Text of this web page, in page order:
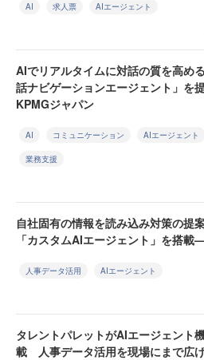
AI 求人票 AIエージェント
AIでリアルタイムに対話の質を高め
話ナビゲーションエージェント」を
KPMGジャパン
AI コミュニケーション AIエージェント
業務支援
自社固有の情報を読み込み対策の提
「カスタムAIエージェント」を搭載
人事データ活用 AIエージェント
タレントパレットがAIエージェント
載 人事データ活用を現場にまで広